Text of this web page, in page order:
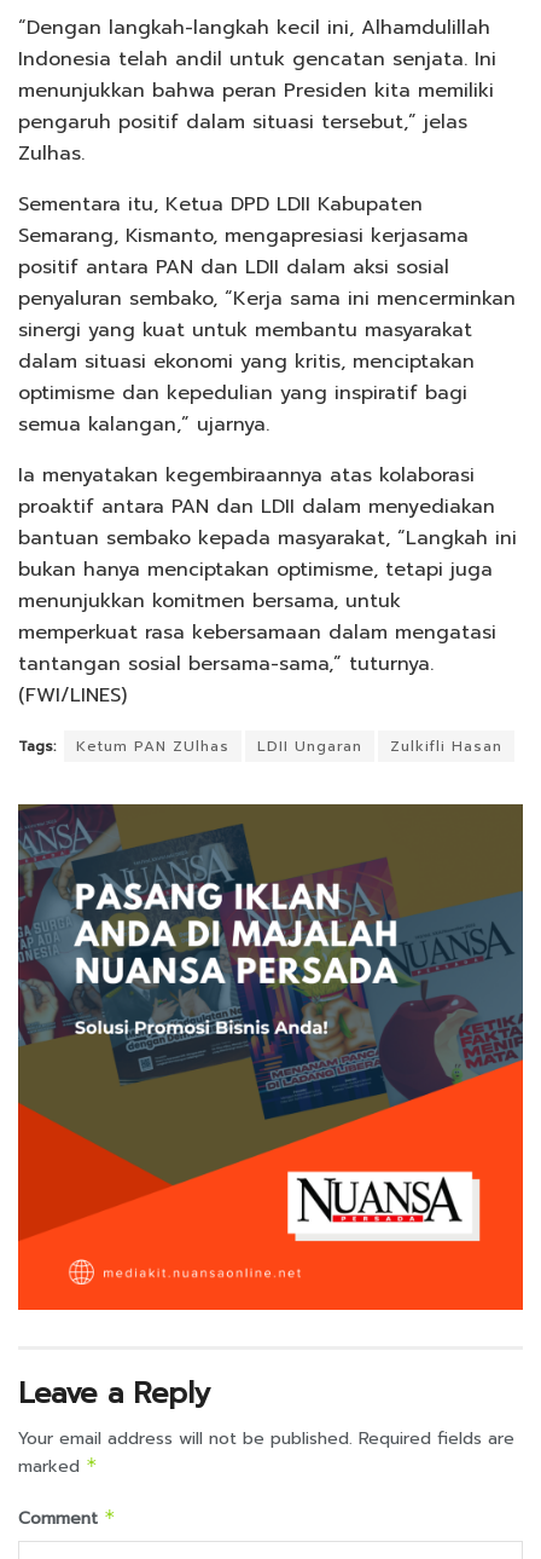
“Dengan langkah-langkah kecil ini, Alhamdulillah
Indonesia telah andil untuk gencatan senjata. Ini
menunjukkan bahwa peran Presiden kita memiliki
pengaruh positif dalam situasi tersebut,” jelas
Zulhas.
Sementara itu, Ketua DPD LDII Kabupaten
Semarang, Kismanto, mengapresiasi kerjasama
positif antara PAN dan LDII dalam aksi sosial
penyaluran sembako, “Kerja sama ini mencerminkan
sinergi yang kuat untuk membantu masyarakat
dalam situasi ekonomi yang kritis, menciptakan
optimisme dan kepedulian yang inspiratif bagi
semua kalangan,” ujarnya.
Ia menyatakan kegembiraannya atas kolaborasi
proaktif antara PAN dan LDII dalam menyediakan
bantuan sembako kepada masyarakat, “Langkah ini
bukan hanya menciptakan optimisme, tetapi juga
menunjukkan komitmen bersama, untuk
memperkuat rasa kebersamaan dalam mengatasi
tantangan sosial bersama-sama,” tuturnya.
(FWI/LINES)
Tags: Ketum PAN ZUlhas LDII Ungaran Zulkifli Hasan
Leave a Reply
Your email address will not be published. Required fields are
marked *
Comment *